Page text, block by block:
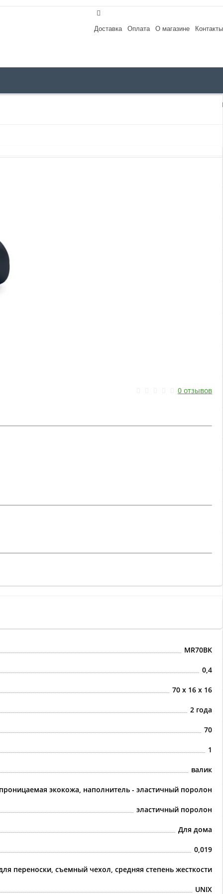
Доставка Оплата О магазине Контакты
0 отзывов
MR70BK
0,4
70 х 16 х 16
2 года
70
1
валик
экокожа, наполнитель - эластичный поролон
эластичный поролон
Для дома
0,019
переноски, съемный чехол, средняя степень жесткости
UNIX